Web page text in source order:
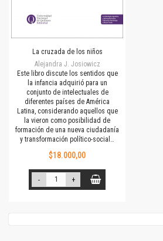
La cruzada de los niños
Alejandra J. Josiowicz
Este libro discute los sentidos que
la infancia adquirió para un
conjunto de intelectuales de
diferentes países de América
Latina, considerando aquellos que
la vieron como posibilidad de
formación de una nueva ciudadanía
y transformación político-social…
$18.000,00
- +